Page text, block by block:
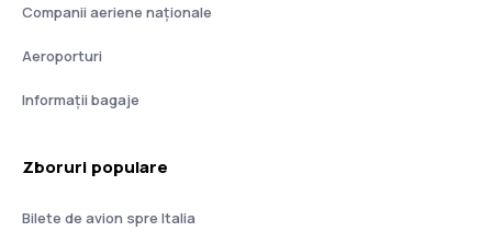
Companii aeriene naţionale
Aeroporturi
Informații bagaje
Zboruri populare
Bilete de avion spre Italia